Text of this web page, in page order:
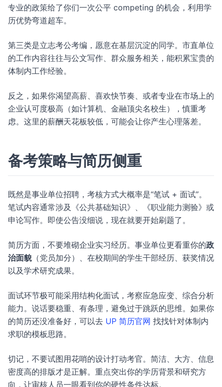
专业的政策给了你们一次公平 competing 的机会，利用学
历优势弯道超车。
第三类是立志考公考编，愿意在基层沉淀的同学。市直单位
的工作内容往往与公文写作、群众服务相关，能积累宝贵的
体制内工作经验。
反之，如果你渴望高薪、喜欢快节奏、或者专业在市场上的
企业认可度极高（如计算机、金融顶尖名校生），慎重考
虑。这里的薪酬天花板较低，可能会让你产生心理落差。
备考策略与简历侧重
既然是事业单位招聘，考核方式大概率是“笔试 + 面试”。
笔试内容通常涉及《公共基础知识》、《职业能力测验》或
申论写作。即使公告没细说，现在就要开始刷题了。
简历方面，不要堆砌企业实习经历。事业单位更看重你的政
治面貌（党员加分）、在校期间的学生干部经历、获奖情况
以及学术研究成果。
面试环节极可能采用结构化面试，考察应急应变、综合分析
能力。说话要稳重、有条理，避免过于跳跃的思维。如果你
的简历还没准备好，可以去 UP 简历官网 找找针对体制内
求职的模板思路。
切记，不要试图用花哨的设计打动考官。简洁、大方、信息
密度高的排版才是正解。重点突出你的学历背景和研究方
向，让审核人员一眼看到你的硬性条件达标。